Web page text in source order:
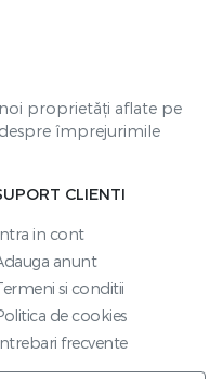
proprietăți aflate pe
împrejurimile
CLIENTI
in cont
anunt
si conditii
de cookies
frecvente